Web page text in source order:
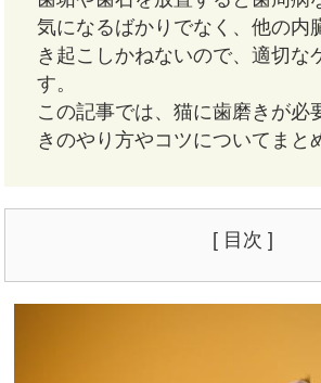
気になるばかりでなく、他の内
き起こしかねないので、適切な
す。
この記事では、猫に歯磨きが必
きのやり方やコツについてまと
[ 目次 ]